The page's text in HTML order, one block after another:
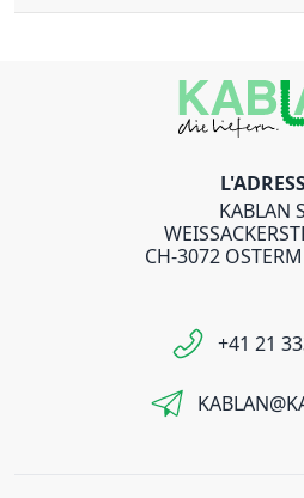
KABLAN
CH-3072
+41 21